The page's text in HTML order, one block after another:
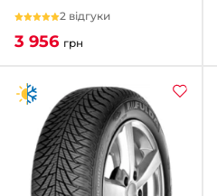
2 відгуки
3 956 грн